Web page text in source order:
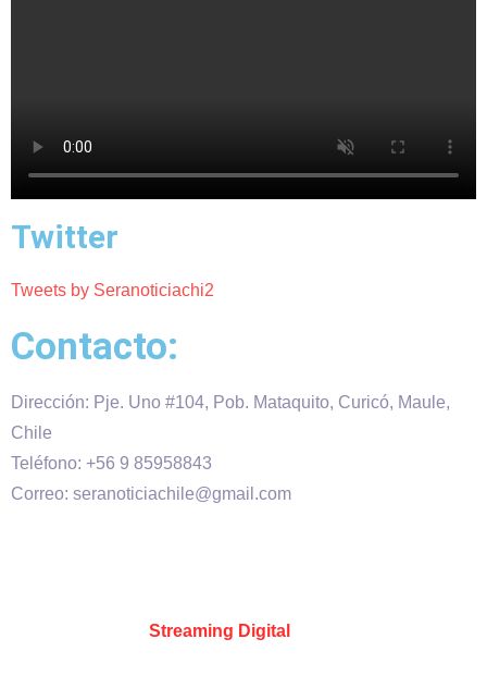
Twitter
Tweets by Seranoticiachi2
Contacto:
Dirección: Pje. Uno #104, Pob. Mataquito, Curicó, Maule,
Chile
Teléfono: +56 9 85958843
Correo: seranoticiachile@gmail.com
Streaming Digital